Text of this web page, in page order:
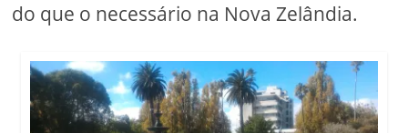
do que o necessário na Nova Zelândia.